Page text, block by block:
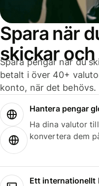
Spara när
skickar
Spara pengar när du
betalt i över 40+
konto, när det behövs.
Hantera pengar
Ha dina valutor
konvertera dem
Ett internationellt